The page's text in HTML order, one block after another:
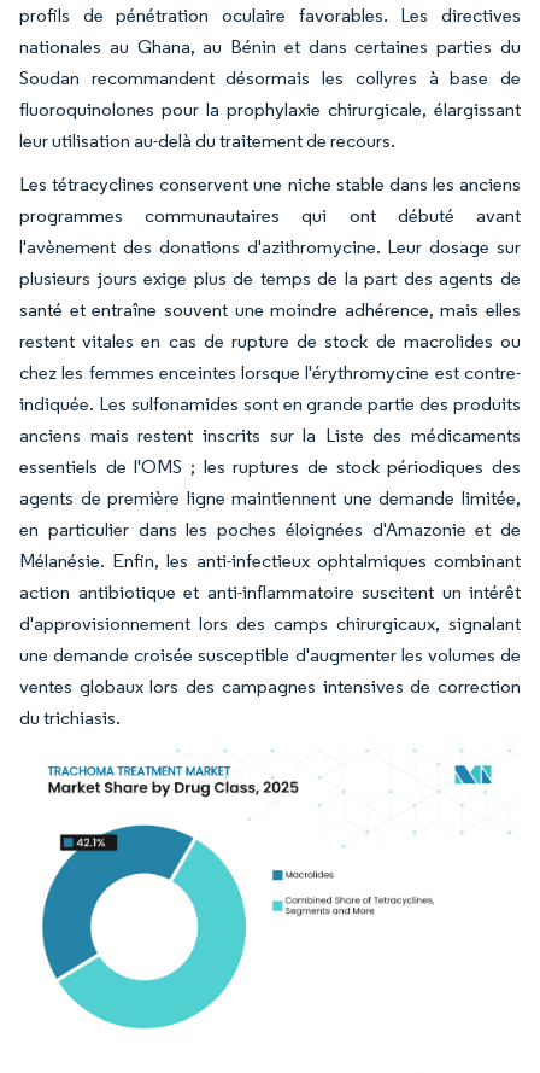
profils de pénétration oculaire favorables. Les directives
nationales au Ghana, au Bénin et dans certaines parties du
Soudan recommandent désormais les collyres à base de
fluoroquinolones pour la prophylaxie chirurgicale, élargissant
leur utilisation au-delà du traitement de recours.
Les tétracyclines conservent une niche stable dans les anciens
programmes communautaires qui ont débuté avant
l'avènement des donations d'azithromycine. Leur dosage sur
plusieurs jours exige plus de temps de la part des agents de
santé et entraîne souvent une moindre adhérence, mais elles
restent vitales en cas de rupture de stock de macrolides ou
chez les femmes enceintes lorsque l'érythromycine est contre-
indiquée. Les sulfonamides sont en grande partie des produits
anciens mais restent inscrits sur la Liste des médicaments
essentiels de l'OMS ; les ruptures de stock périodiques des
agents de première ligne maintiennent une demande limitée,
en particulier dans les poches éloignées d'Amazonie et de
Mélanésie. Enfin, les anti-infectieux ophtalmiques combinant
action antibiotique et anti-inflammatoire suscitent un intérêt
d'approvisionnement lors des camps chirurgicaux, signalant
une demande croisée susceptible d'augmenter les volumes de
ventes globaux lors des campagnes intensives de correction
du trichiasis.